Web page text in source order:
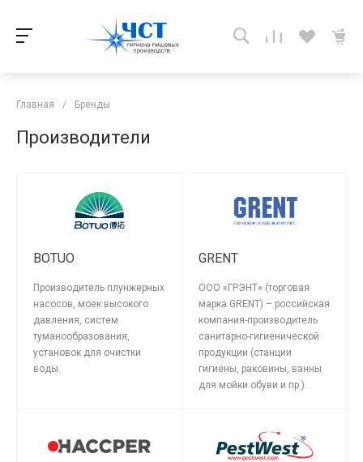
Главная / Бренды
Производители
BOTUO
Производитель плунжерных
насосов, моек высокого
давления, систем
туманообразования,
установок для очистки
воды.
GRENT
ООО «ГРЭНТ» (торговая
марка GRENT) – российская
компания-производитель
санитарно-гигиенической
продукции (станции
гигиены, раковины, ванны
для мойки обуви и пр.).